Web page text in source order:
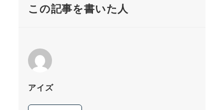
この記事を書いた人
アイズ